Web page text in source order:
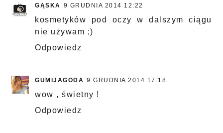
GĄSKA 9 GRUDNIA 2014 12:22
kosmetyków pod oczy w dalszym ciągu
nie używam ;)
Odpowiedz
GUMIJAGODA 9 GRUDNIA 2014 17:18
wow , świetny !
Odpowiedz